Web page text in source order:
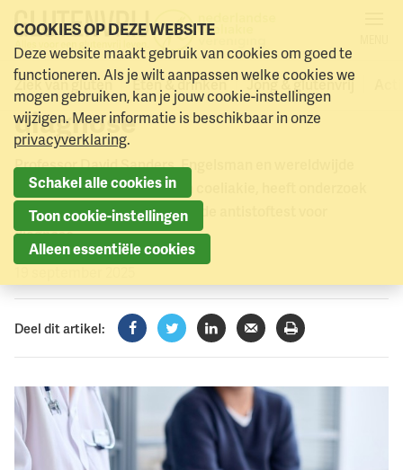
Naar menu Naar hoofdinhoud
Ziek van gluten Eten & drinken Jong & glutenvrij
Mogelijk een lagere anti-
TTG grenswaarde voor
diagnose
Professor David Sanders, Engelsman en wereldwijde
specialist op het gebied van coeliakie, heeft onderzoek
gedaan naar het gebruik van de antistoftest voor
diagnose.
Deel dit artikel:
Facebook
TwitterLinkedInVerzenden
Printen
COOKIES OP DEZE WEBSITE
Deze website maakt gebruik van cookies om goed te
functioneren. Als je wilt aanpassen welke cookies we
mogen gebruiken, kan je jouw cookie-instellingen
wijzigen. Meer informatie is beschikbaar in onze
privacyverklaring.
Schakel alle cookies in
Toon cookie-instellingen
Alleen essentiële cookies